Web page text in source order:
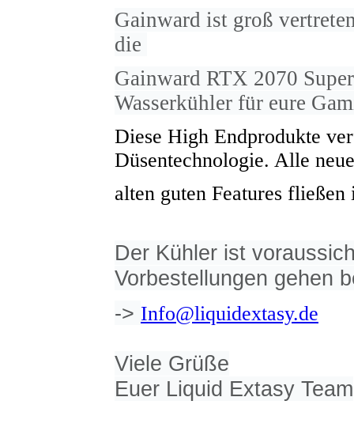
Gainward ist groß
die
Gainward RTX 2070
Wasserkühler für eure
Diese High Endprodukte
Düsentechnologie. Alle
alten guten Features
Der Kühler ist
Vorbestellungen gehen
-> Info@liquidextasy.de
Viele Grüße
Euer Liquid Extasy Team